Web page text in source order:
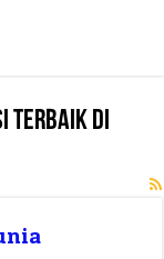
terbaik di